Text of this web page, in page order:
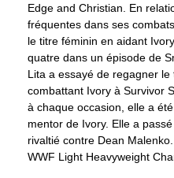
Edge and Christian. En
fréquentes dans ses
le titre féminin en aidant
quatre dans un épisode de
Lita a essayé de regagner
combattant Ivory à Survivor
à chaque occasion, elle a
mentor de Ivory. Elle a
rivaltié contre Dean
WWF Light Heavyweight